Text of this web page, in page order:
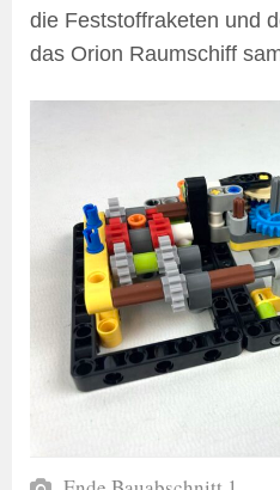
die Feststoffraketen und
das Orion Raumschiff